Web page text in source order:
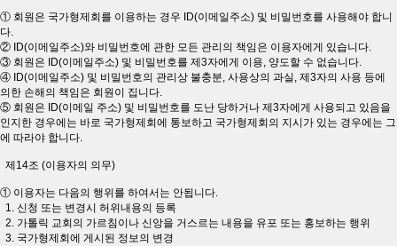
① 회원은 국가형제회를 이용하는 경우 ID(이메일주소) 및 비밀번호를 사용해야 합니
다.
② ID(이메일주소)와 비밀번호에 관한 모든 관리의 책임은 이용자에게 있습니다.
③ 회원은 ID(이메일주소) 및 비밀번호를 제3자에게 이용, 양도할 수 없습니다.
④ ID(이메일주소) 및 비밀번호의 관리상 불충분, 사용상의 과실, 제3자의 사용 등에
의한 손해의 책임은 회원이 집니다.
⑤ 회원은 ID(이메일 주소) 및 비밀번호를 도난 당하거나 제3자에게 사용되고 있음을
인지한 경우에는 바로 국가형제회에 통보하고 국가형제회의 지시가 있는 경우에는 그
에 따라야 합니다.
제14조 (이용자의 의무)
① 이용자는 다음의 행위를 하여서는 안됩니다.
1. 신청 또는 변경시 허위내용의 등록
2. 가톨릭 교회의 가르침이나 신앙을 거스르는 내용을 유포 또는 홍보하는 행위
3. 국가형제회에 게시된 정보의 변경